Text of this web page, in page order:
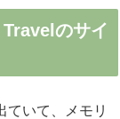
のサイ
ていて、メモリ